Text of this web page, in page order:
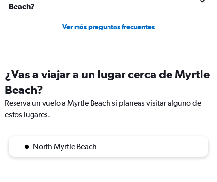
Beach?
Ver más preguntas frecuentes
¿Vas a viajar a un lugar cerca de Myrtle
Beach?
Reserva un vuelo a Myrtle Beach si planeas visitar alguno de
estos lugares.
North Myrtle Beach